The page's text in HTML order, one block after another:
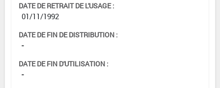
DATE DE RETRAIT DE L'USAGE :
01/11/1992
DATE DE FIN DE DISTRIBUTION :
-
DATE DE FIN D'UTILISATION :
-